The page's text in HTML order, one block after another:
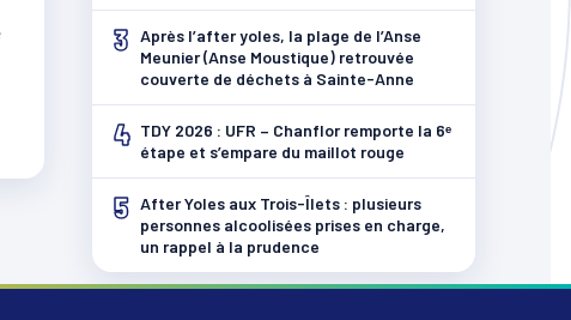
3 Après l’after yoles, la plage de l’Anse
Meunier (Anse Moustique) retrouvée
couverte de déchets à Sainte-Anne
4 TDY 2026 : UFR – Chanflor remporte la 6ᵉ
étape et s’empare du maillot rouge
5 After Yoles aux Trois-Îlets : plusieurs
personnes alcoolisées prises en charge,
un rappel à la prudence